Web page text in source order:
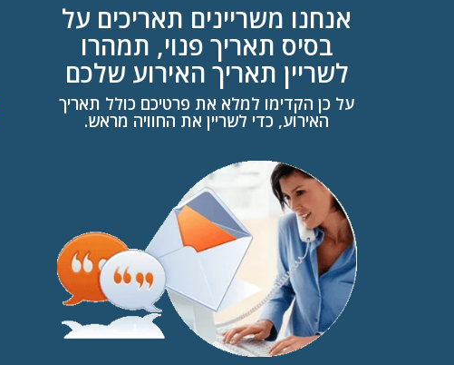
אנחנו משריינים תאריכים על
בסיס תאריך פנוי, תמהרו
לשריין תאריך האירוע שלכם
על כן הקדימו למלא את פרטיכם כולל תאריך
האירוע, כדי לשריין את החוויה מראש.